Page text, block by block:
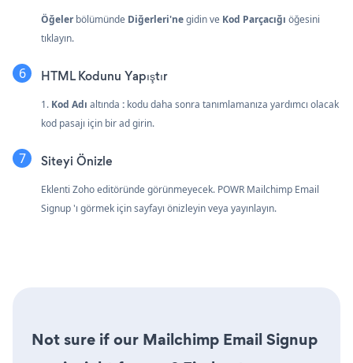
Öğelerbölümünde Diğerleri'negidin ve Kod Parçacığı öğesini
tıklayın.
HTML Kodunu Yapıştır
1. Kod Adı altında : kodu daha sonra tanımlamanıza yardımcı olacak
kod pasajı için bir ad girin.
Siteyi Önizle
Eklenti Zoho editöründe görünmeyecek. POWR Mailchimp Email
Signup 'ı görmek için sayfayı önizleyin veya yayınlayın.
Not sure if our Mailchimp Email Signup